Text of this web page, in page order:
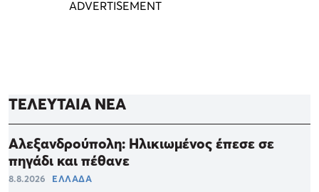
ΤΕΛΕΥΤΑΙΑ ΝΕΑ
Αλεξανδρούπολη: Ηλικιωμένος έπεσε σε
πηγάδι και πέθανε
8.8.2026 ΕΛΛΑΔΑ